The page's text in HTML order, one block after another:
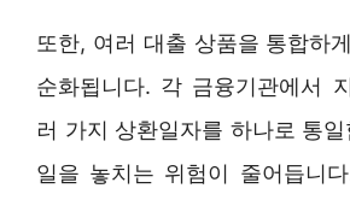
또한, 여러 대출 상품을 통합하
순화됩니다. 각 금융기관에서
러 가지 상환일자를 하나로 통
일을 놓치는 위험이 줄어듭니